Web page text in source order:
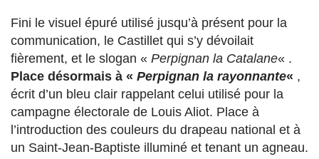
Fini le visuel épuré utilisé jusqu’à présent pour la
communication, le Castillet qui s’y dévoilait
fièrement, et le slogan « Perpignan la Catalane« .
Place désormais à « Perpignan la rayonnante« ,
écrit d’un bleu clair rappelant celui utilisé pour la
campagne électorale de Louis Aliot. Place à
l’introduction des couleurs du drapeau national et à
un Saint-Jean-Baptiste illuminé et tenant un agneau.